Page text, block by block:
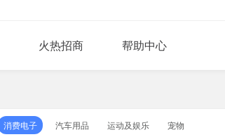
火热招商 帮助中心
消费电子 汽车用品 运动及娱乐 宠物